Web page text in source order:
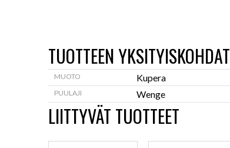
TUOTTEEN YKSITYISKOHDAT
MUOTO Kupera
PUULAJI Wenge
LIITTYVÄT TUOTTEET